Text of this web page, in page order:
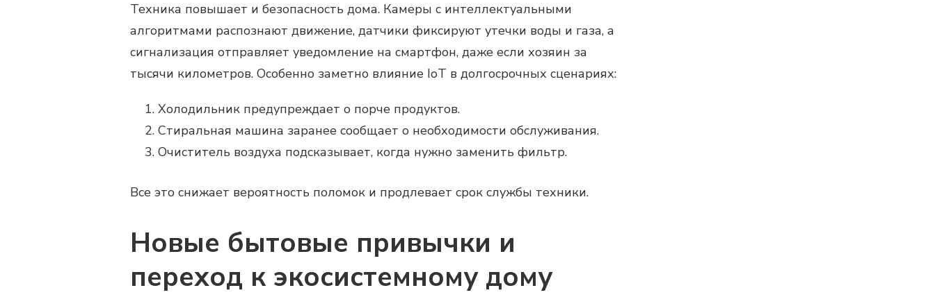
Техника повышает и безопасность дома. Камеры с интеллектуальными
алгоритмами распознают движение, датчики фиксируют утечки воды и газа, а
сигнализация отправляет уведомление на смартфон, даже если хозяин за
тысячи километров. Особенно заметно влияние IoT в долгосрочных сценариях:
Холодильник предупреждает о порче продуктов.
Стиральная машина заранее сообщает о необходимости обслуживания.
Очиститель воздуха подсказывает, когда нужно заменить фильтр.
Все это снижает вероятность поломок и продлевает срок службы техники.
Новые бытовые привычки и
переход к экосистемному дому